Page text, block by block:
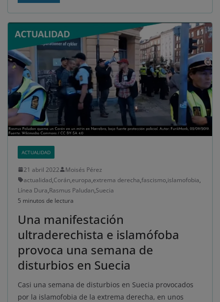
ACTUALIDAD
21 abril 2022
Moisés Pérez
actualidad,Corán,europa,extrema derecha,fascismo,islamofobia,
Línea Dura,Rasmus Paludan,Suecia
5 minutos de lectura
Una manifestación
ultraderechista e islamófoba
provoca una semana de
disturbios en Suecia
Casi una semana de disturbios en Suecia provocados
por la islamofobia de la extrema derecha, en unos